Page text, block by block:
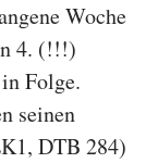
Woche
4. (!!!)
Folge.
seinen
DTB 284)